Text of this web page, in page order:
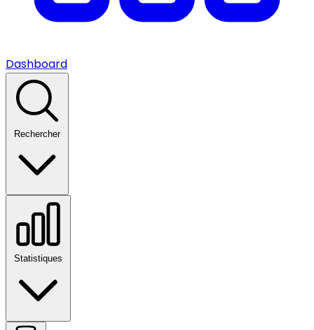
Dashboard
Rechercher
Statistiques